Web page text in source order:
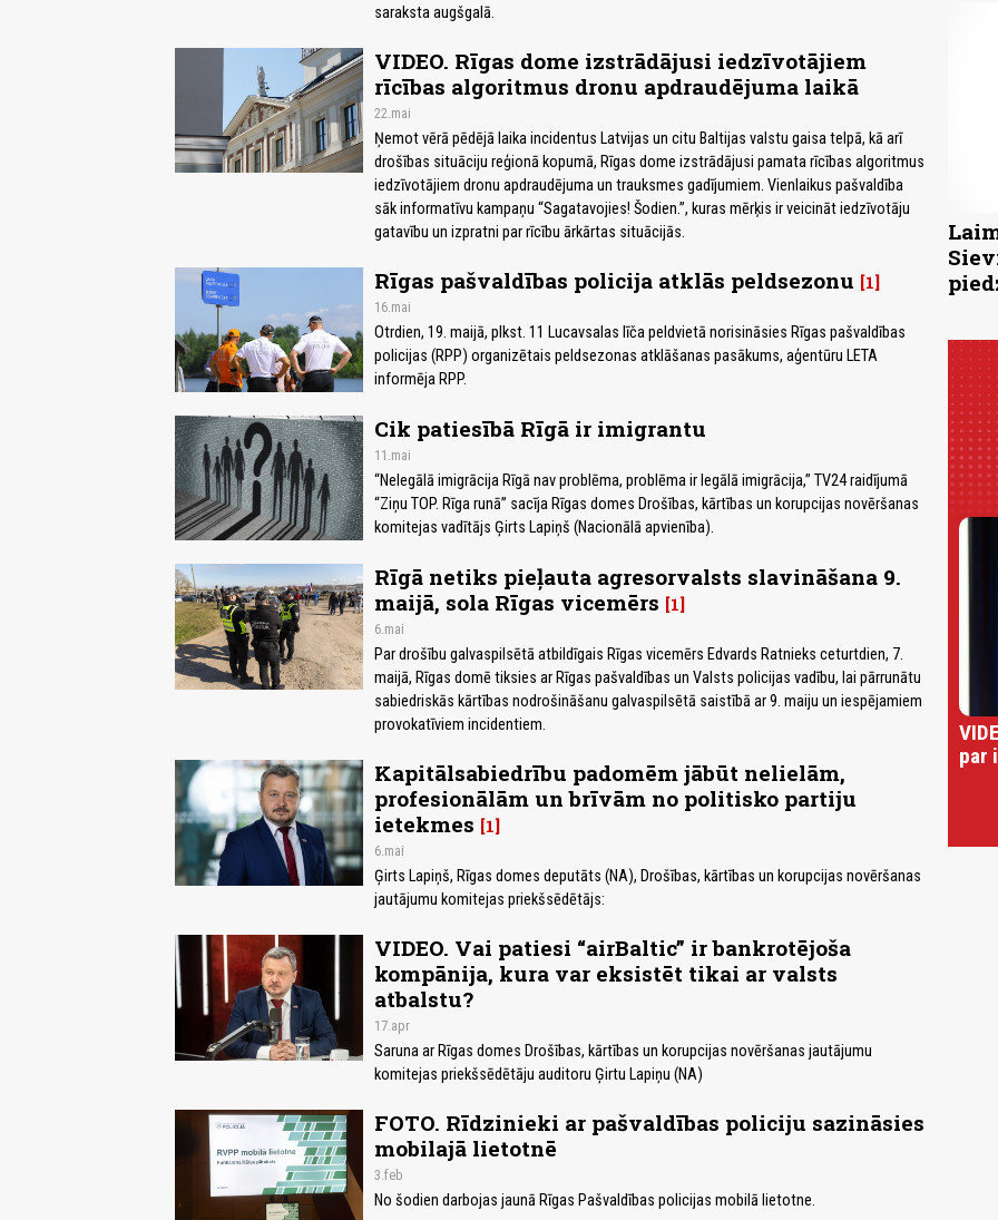
saraksta augšgalā.
VIDEO. Rīgas dome izstrādājusi iedzīvotājiem
rīcības algoritmus dronu apdraudējuma laikā
22.mai
Ņemot vērā pēdējā laika incidentus Latvijas un citu Baltijas valstu gaisa telpā, kā arī
drošības situāciju reģionā kopumā, Rīgas dome izstrādājusi pamata rīcības algoritmus
iedzīvotājiem dronu apdraudējuma un trauksmes gadījumiem. Vienlaikus pašvaldība
sāk informatīvu kampaņu “Sagatavojies! Šodien.”, kuras mērķis ir veicināt iedzīvotāju
gatavību un izpratni par rīcību ārkārtas situācijās.
Rīgas pašvaldības policija atklās peldsezonu 1
16.mai
Otrdien, 19. maijā, plkst. 11 Lucavsalas līča peldvietā norisināsies Rīgas pašvaldības
policijas (RPP) organizētais peldsezonas atklāšanas pasākums, aģentūru LETA
informēja RPP.
Cik patiesībā Rīgā ir imigrantu
11.mai
“Nelegālā imigrācija Rīgā nav problēma, problēma ir legālā imigrācija,” TV24 raidījumā
“Ziņu TOP. Rīga runā” sacīja Rīgas domes Drošības, kārtības un korupcijas novēršanas
komitejas vadītājs Ģirts Lapiņš (Nacionālā apvienība).
Rīgā netiks pieļauta agresorvalsts slavināšana 9.
maijā, sola Rīgas vicemērs 1
6.mai
Par drošību galvaspilsētā atbildīgais Rīgas vicemērs Edvards Ratnieks ceturtdien, 7.
maijā, Rīgas domē tiksies ar Rīgas pašvaldības un Valsts policijas vadību, lai pārrunātu
sabiedriskās kārtības nodrošināšanu galvaspilsētā saistībā ar 9. maiju un iespējamiem
provokatīviem incidentiem.
Kapitālsabiedrību padomēm jābūt nelielām,
profesionālām un brīvām no politisko partiju
ietekmes 1
6.mai
Ģirts Lapiņš, Rīgas domes deputāts (NA), Drošības, kārtības un korupcijas novēršanas
jautājumu komitejas priekšsēdētājs:
VIDEO. Vai patiesi “airBaltic” ir bankrotējoša
kompānija, kura var eksistēt tikai ar valsts
atbalstu?
17.apr
Saruna ar Rīgas domes Drošības, kārtības un korupcijas novēršanas jautājumu
komitejas priekšsēdētāju auditoru Ģirtu Lapiņu (NA)
FOTO. Rīdzinieki ar pašvaldības policiju sazināsies
mobilajā lietotnē
3.feb
No šodien darbojas jaunā Rīgas Pašvaldības policijas mobilā lietotne.
par